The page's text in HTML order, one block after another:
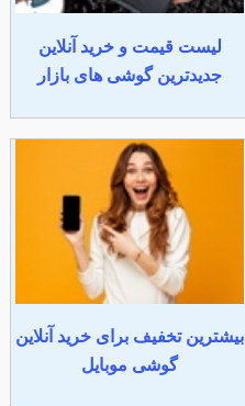
لیست قیمت و خرید آنلاین
جدیدترین گوشی های بازار
بیشترین تخفیف برای خرید آنلاین
گوشی موبایل